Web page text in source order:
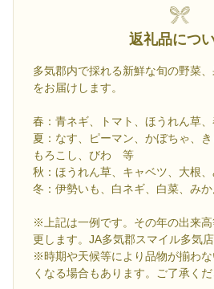
返礼品につ
多気郡内で採れる新鮮な旬の野菜、
をお届けします。
春：青ネギ、トマト、ほうれん草
夏：なす、ピーマン、かぼちゃ、
もろこし、びわ 等
秋：ほうれん草、キャベツ、大根
冬：伊勢いも、白ネギ、白菜、み
※上記は一例です。その年の出来
更します。JA多気郡スマイル多気
※時期や天候等により品物が揃わ
くなる場合もあります。ご了承くだ